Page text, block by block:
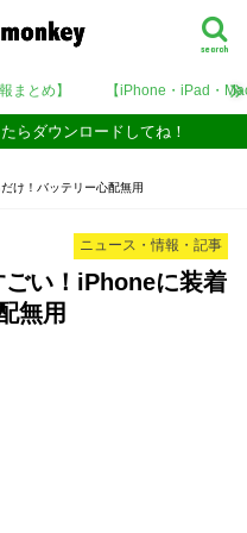
search
まとめ】 【iPhone・iPad・
らダウンロードしてね！
け！バッテリー心配無用
ニュース・情報・記事
い！iPhoneに装着
無用